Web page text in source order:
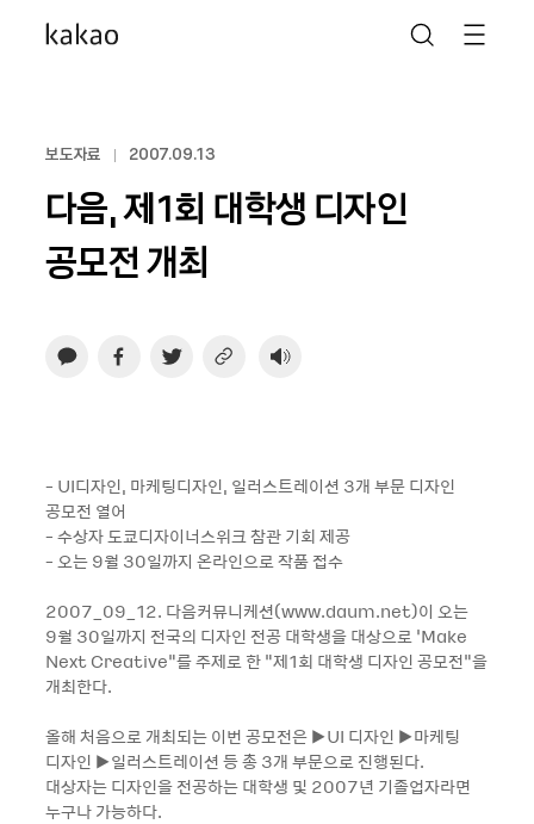
보도자료 2007.09.13
다음, 제1회 대학생 디자인
공모전 개최
- UI디자인, 마케팅디자인, 일러스트레이션 3개 부문 디자인
공모전 열어
- 수상자 도쿄디자이너스위크 참관 기회 제공
- 오는 9월 30일까지 온라인으로 작품 접수
2007_09_12. 다음커뮤니케션(www.daum.net)이 오는
9월 30일까지 전국의 디자인 전공 대학생을 대상으로 ‘Make
Next Creative“를 주제로 한 “제1회 대학생 디자인 공모전“을
개최한다.
올해 처음으로 개최되는 이번 공모전은 ▶UI 디자인 ▶마케팅
디자인 ▶일러스트레이션 등 총 3개 부문으로 진행된다.
대상자는 디자인을 전공하는 대학생 및 2007년 기졸업자라면
누구나 가능하다.